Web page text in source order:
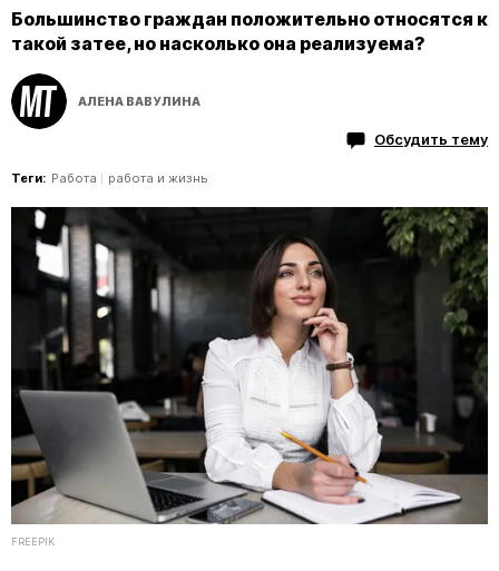
​​​​​​​Большинство граждан положительно относятся к
такой затее, но насколько она реализуема?
АЛЕНА ВАВУЛИНА
Обсудить тему
Теги: Работа работа и жизнь
FREEPIK